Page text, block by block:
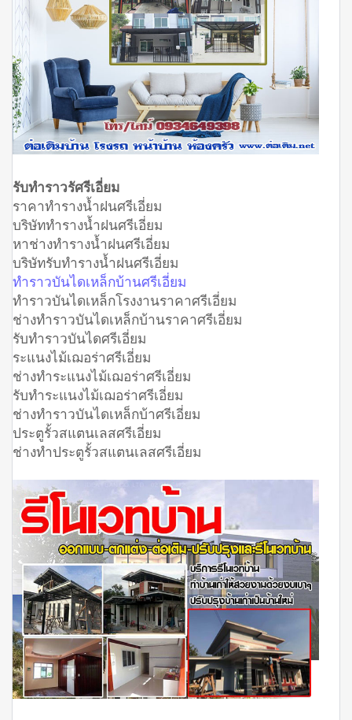
รับทำราวรัศรีเอี่ยม
ราคาทำรางน้ำฝนศรีเอี่ยม
บริษัททำรางน้ำฝนศรีเอี่ยม
หาช่างทำรางน้ำฝนศรีเอี่ยม
บริษัทรับทำรางน้ำฝนศรีเอี่ยม
ทำราวบันไดเหล็กบ้านศรีเอี่ยม
ทำราวบันไดเหล็กโรงงานราคาศรีเอี่ยม
ช่างทำราวบันไดเหล็กบ้านราคาศรีเอี่ยม
รับทำราวบันไดศรีเอี่ยม
ระแนงไม้เฌอร่าศรีเอี่ยม
ช่างทำระแนงไม้เฌอร่าศรีเอี่ยม
รับทำระแนงไม้เฌอร่าศรีเอี่ยม
ช่างทำราวบันไดเหล็กบ้าศรีเอี่ยม
ประตูรั้วสแตนเลสศรีเอี่ยม
ช่างทำประตูรั้วสแตนเลสศรีเอี่ยม